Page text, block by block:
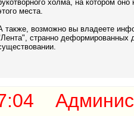
холма, на котором
места.
также, возможно вы владеете
странно деформированных